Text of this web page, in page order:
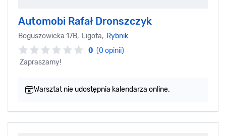
Automobi Rafał Dronszczyk
Boguszowicka 17B, Ligota, Rybnik
0 (0 opinii)
Zapraszamy!
Warsztat nie udostępnia kalendarza online.